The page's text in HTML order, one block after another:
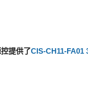
提供了CIS-CH11-FA01